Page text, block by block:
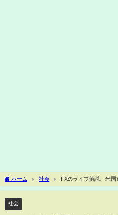
ホーム 社会
FXのライブ解説、米
働市場の懸念払拭で燃料注入 (2024年8月8日)
社会